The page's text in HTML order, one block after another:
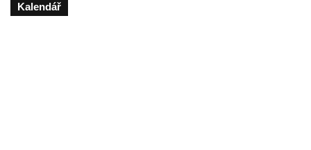
Kalendář